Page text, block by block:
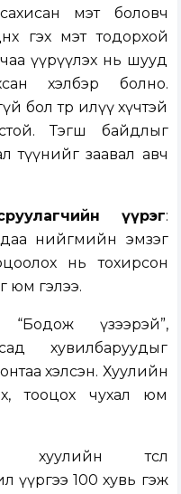
мэт боловч
гэх мэт тодорхой
үүрүүлэх нь шууд
хэлбэр болно.
бол төр илүү хүчтэй
Тэгш байдлыг
түүнийг заавал авч
үүрэг:
нийгмийн эмзэг
нь тохирсон
юм гэлээ.
“Бодож үзээрэй”,
хувилбаруудыг
хэлсэн. Хуулийн
тооцох чухал юм
хуулийн төсөл
үүргээ 100 хувь гэж